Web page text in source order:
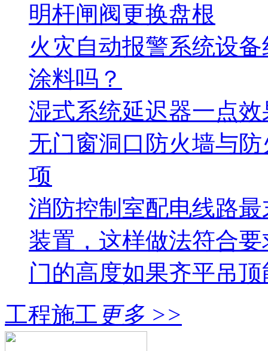
明杆闸阀更换盘根
火灾自动报警系统设
涂料吗？
湿式系统延迟器一点
无门窗洞口防火墙与
项
消防控制室配电线路
装置，这样做法符合
门的高度如果齐平吊
工程施工 更多 >>